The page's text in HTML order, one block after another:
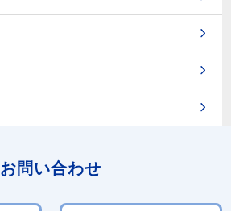
お問い合わせ